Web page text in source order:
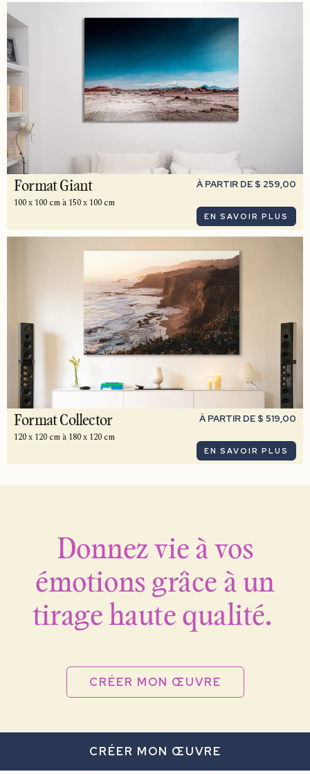
Format Giant
100 x 100 cm à 150 x 100 cm
À PARTIR DE $ 259,00
EN SAVOIR PLUS
Format Collector
120 x 120 cm à 180 x 120 cm
À PARTIR DE $ 519,00
EN SAVOIR PLUS
Donnez vie à vos
émotions grâce à un
tirage haute qualité.
CRÉER MON ŒUVRE
CRÉER MON ŒUVRE